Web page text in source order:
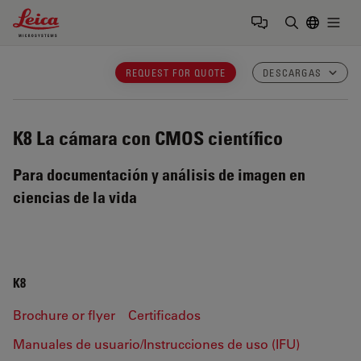
Leica Microsystems Logo
REQUEST FOR QUOTE DESCARGAS
K8 La cámara con CMOS científico
Para documentación y análisis de imagen en
ciencias de la vida
K8
Brochure or flyer
Certificados
Manuales de usuario/Instrucciones de uso (IFU)